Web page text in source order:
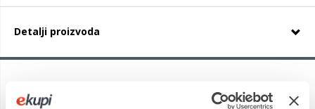
Detalji proizvoda
koja ima mnogih prednosti. Guma je stabilna u zavojima, a